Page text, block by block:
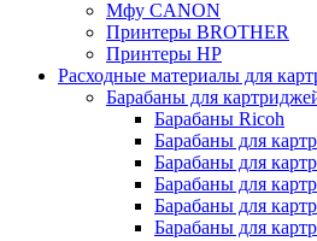
Мфу CANON
Принтеры BROTHER
Принтеры HP
Расходные материалы для
Барабаны для
Барабаны Ricoh
Барабаны для
Барабаны для
Барабаны для
Барабаны для
Барабаны для